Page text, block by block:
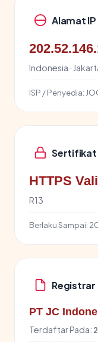
Alamat IP
Indonesia ·
ISP / Penyedia:
Sertifikat
HTTPS
R13
Berlaku Sampai:
Registrar
PT JC
Terdaftar Pada: